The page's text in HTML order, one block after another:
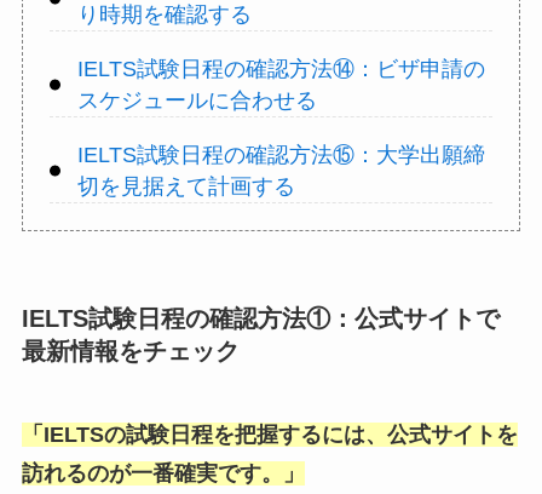
り時期を確認する
IELTS試験日程の確認方法⑭：ビザ申請の
スケジュールに合わせる
IELTS試験日程の確認方法⑮：大学出願締
切を見据えて計画する
IELTS試験日程の確認方法①：公式サイトで
最新情報をチェック
「 IELTSの試験日程を把握するには、公式サイトを
訪れるのが一番確実です。
」